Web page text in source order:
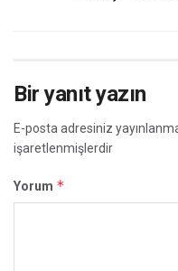
Bir yanıt yazın
E-posta adresiniz
işaretlenmişlerdir
Yorum *